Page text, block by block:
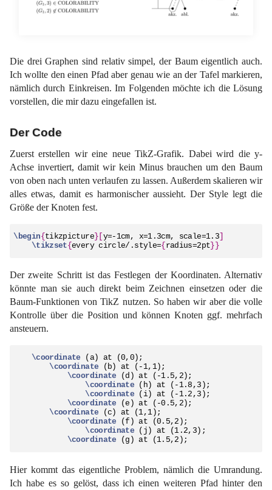
Die drei Graphen sind relativ simpel, der Baum eigentlich auch.
Ich wollte den einen Pfad aber genau wie an der Tafel markieren,
nämlich durch Einkreisen. Im Folgenden möchte ich die Lösung
vorstellen, die mir dazu eingefallen ist.
Der Code
Zuerst erstellen wir eine neue TikZ-Grafik. Dabei wird die y-
Achse invertiert, damit wir kein Minus brauchen um den Baum
von oben nach unten verlaufen zu lassen. Außerdem skalieren wir
alles etwas, damit es harmonischer aussieht. Der Style legt die
Größe der Knoten fest.
\begin{ tikzpicture} y=-1cm, x=1.3cm, scale=1.3
\tikzset{every circle/.style={ radius=2pt } }
Der zweite Schritt ist das Festlegen der Koordinaten. Alternativ
könnte man sie auch direkt beim Zeichnen einsetzen oder die
Baum-Funktionen von TikZ nutzen. So haben wir aber die volle
Kontrolle über die Position und können Knoten ggf. mehrfach
ansteuern.
\coordinate (a) at (0,0);
\coordinate (b) at (-1,1);
\coordinate (d) at (-1.5,2);
\coordinate (h) at (-1.8,3);
\coordinate (i) at (-1.2,3);
\coordinate (e) at (-0.5,2);
\coordinate (c) at (1,1);
\coordinate (f) at (0.5,2);
\coordinate (j) at (1.2,3);
\coordinate (g) at (1.5,2);
Hier kommt das eigentliche Problem, nämlich die Umrandung.
Ich habe es so gelöst, dass ich einen weiteren Pfad hinter den